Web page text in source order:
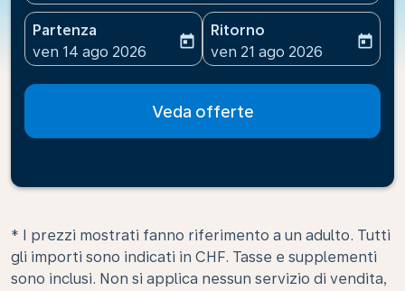
Partenza
fc-booking-departure-date-aria-label
ven 14 ago 2026
today
Ritorno
fc-booking-return-date-
ven 21 ago 2026
today
Veda offerte
* I prezzi mostrati fanno riferimento a un adulto. Tutti
gli importi sono indicati in CHF. Tasse e supplementi
sono inclusi. Non si applica nessun servizio di vendita,